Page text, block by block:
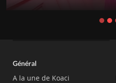
Général
A la une de Koaci